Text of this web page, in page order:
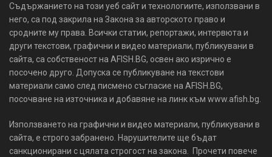
Съдържанието на този уеб сайт и технологиите, използвани в
него, са под закрила на Закона за авторското право и
сродните му права. Всички статии, репортажи, интервюта и
други текстови, графични и видео материали, публикувани в
сайта, са собственост на AFISH.BG, освен ако изрично е
посочено друго. Допуска се публикуване на текстови
материали само след писмено съгласие на AFISH.BG,
посочване на източника и добавяне на линк към www.afish.bg.
Използването на графични и видео материали, публикувани в
сайта, е строго забранено. Нарушителите ще бъдат
санкционирани с цялата строгост на закона. Прочети повече